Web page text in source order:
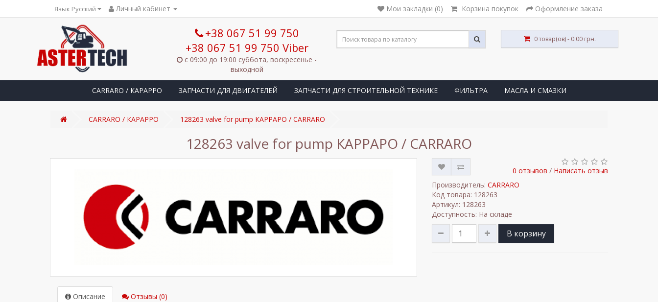
Язык Русский Личный кабинет Мои закладки (0) Корзина покупок Оформление заказа
+38 067 51 99 750
+38 067 51 99 750 Viber
с 09:00 до 19:00 суббота, воскресенье -
выходной
0 товар(ов) - 0.00 грн.
CARRARO / КАРАРРО ЗАПЧАСТИ ДЛЯ ДВИГАТЕЛЕЙ ЗАПЧАСТИ ДЛЯ СТРОИТЕЛЬНОЙ ТЕХНИКЕ ФИЛЬТРА МАСЛА И СМАЗКИ
CARRARO / КАРАРРО 128263 valve for pump КАРРАРО / CARRARO
128263 valve for pump КАРРАРО / CARRARO
0 отзывов / Написать отзыв
Производитель: CARRARO
Код товара: 128263
Артикул: 128263
Доступность: На складе
В корзину
Описание Отзывы (0)